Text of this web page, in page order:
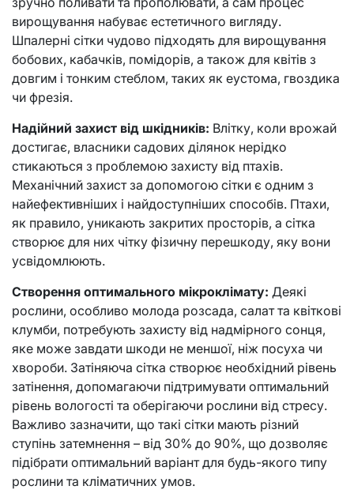
вирощування набуває естетичного вигляду.
Шпалерні сітки чудово підходять для вирощування
бобових, кабачків, помідорів, а також для квітів з
довгим і тонким стеблом, таких як еустома, гвоздика
чи фрезія.
Надійний захист від шкідників: Влітку, коли врожай
достигає, власники садових ділянок нерідко
стикаються з проблемою захисту від птахів.
Механічний захист за допомогою сітки є одним з
найефективніших і найдоступніших способів. Птахи,
як правило, уникають закритих просторів, а сітка
створює для них чітку фізичну перешкоду, яку вони
усвідомлюють.
Створення оптимального мікроклімату: Деякі
рослини, особливо молода розсада, салат та квіткові
клумби, потребують захисту від надмірного сонця,
яке може завдати шкоди не меншої, ніж посуха чи
хвороби. Затіняюча сітка створює необхідний рівень
затінення, допомагаючи підтримувати оптимальний
рівень вологості та оберігаючи рослини від стресу.
Важливо зазначити, що такі сітки мають різний
ступінь затемнення – від 30% до 90%, що дозволяє
підібрати оптимальний варіант для будь-якого типу
рослини та кліматичних умов.